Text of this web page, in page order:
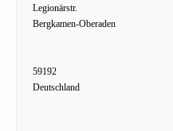
Legionärstr.
Bergkamen-Oberaden
59192
Deutschland